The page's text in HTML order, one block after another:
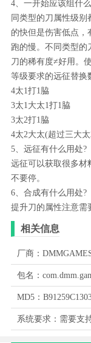
4、一开始应该组什
同类型的刀属性级
的快但是伤害低点，
跑的慢。不同类型的
刀的稀有度≠好用。
等级要求的远征替换
4太1打1脇
3太1大太1打1脇
3太2打1脇
4太2大太(超过三大
5、远征有什么用处?
远征可以获取很多材
不要停。
6、合成有什么用处?
提升刀的属性注意需
相关信息
厂商：
包名：
MD5：
系统要求：需要支